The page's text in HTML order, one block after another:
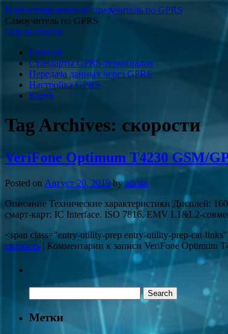
Иллюстрированный самоучитель по GPRS
Самоучитель по GPRS
Skip to content
Главная
Стандарты GPRS-терминалов
Передача данных через GPRS
Настройка GPRS
Карта
Tag Archives: скорости
VeriFone Optimum T4230 GSM/
Posted on Август 20, 2019 by admin
Описание Технические характеристики Дисплей:
смарт-карт: IC Interface. ISO 7816, EMV L1&L2-
<span class="entry-utility-prep entry-utility-prep-cat-
скорость | Комментарии к записи VeriFone Optimum
Метки